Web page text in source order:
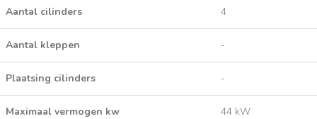
Aantal cilinders 4
Aantal kleppen -
Plaatsing cilinders -
Maximaal vermogen kw 44 kW